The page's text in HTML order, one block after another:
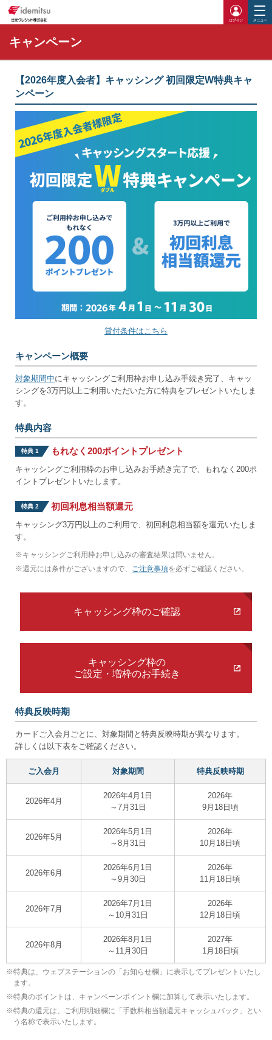
ログイ
キャンペーン
【2026年度入会者】キャッシング 初回限定W特典キャ
ンペーン
貸付条件はこちら
キャンペーン概要
対象期間中にキャッシングご利用枠お申し込み手続き完了、キャッ
シングを3万円以上ご利用いただいた方に特典をプレゼントいたしま
す。
特典内容
特典 1 もれなく200ポイントプレゼント
キャッシングご利用枠のお申し込みお手続き完了で、もれなく200ポ
イントプレゼントいたします。
特典 2 初回利息相当額還元
キャッシング3万円以上のご利用で、初回利息相当額を還元いたしま
す。
※キャッシングご利用枠お申し込みの審査結果は問いません。
※還元には条件がございますので、 ご注意事項を必ずご確認ください。
キャッシング枠のご確認
キャッシング枠の
ご設定・増枠のお手続き
特典反映時期
カードご入会月ごとに、対象期間と特典反映時期が異なります。
詳しくは以下表をご確認ください。
ご入会月 対象期間 特典反映時期
2026年4月
2026年4月1日
～7月31日
2026年
9月18日頃
2026年5月
2026年5月1日
～8月31日
2026年
10月18日頃
2026年6月
2026年6月1日
～9月30日
2026年
11月18日頃
2026年7月
2026年7月1日
～10月31日
2026年
12月18日頃
2026年8月
2026年8月1日
～11月30日
2027年
1月18日頃
※特典は、ウェブステーションの「お知らせ欄」に表示してプレゼントいたし
ます。
※特典のポイントは、キャンペーンポイント欄に加算して表示いたします。
※特典の還元は、ご利用明細欄に「手数料相当額還元キャッシュバック」とい
う名称で表示いたします。